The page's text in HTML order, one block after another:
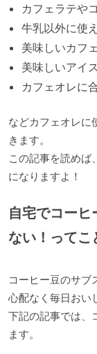
カフェラテや
牛乳以外に使
美味しいカフ
美味しいアイ
カフェオレに
などカフェオレに
きます。
この記事を読めば
になりますよ！
自宅でコー
ない！ってこ
コーヒー豆のサブ
心配なく毎日おい
下記の記事では、
ます。